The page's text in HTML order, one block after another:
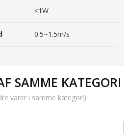
≤1W
0.5~1.5m/s
SAMME KATEGORI
varer i samme kategori)